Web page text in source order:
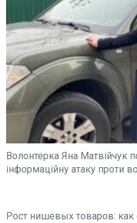
Волонтерка Яна Матвійчук
інформаційну атаку проти
Рост нишевых товаров: как